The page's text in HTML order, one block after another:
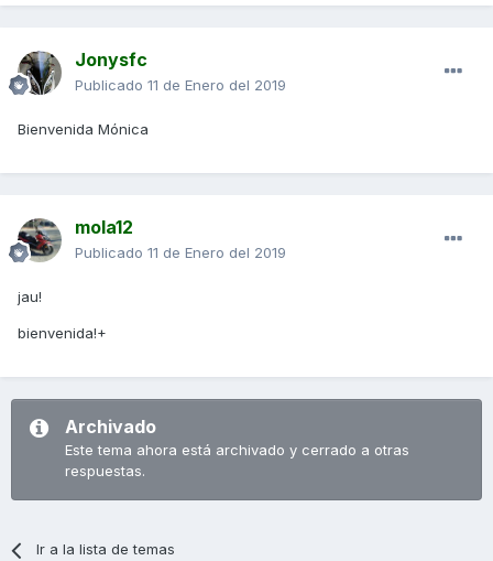
Jonysfc
Publicado 11 de Enero del 2019
Bienvenida Mónica
mola12
Publicado 11 de Enero del 2019
jau!
bienvenida!+
Archivado
Este tema ahora está archivado y cerrado a otras
respuestas.
Ir a la lista de temas